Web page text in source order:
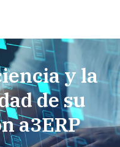
y la
de su
a3ERP